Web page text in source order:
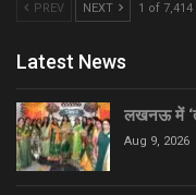
PREV NEXT 1 of 7,414
Latest News
लखनऊ में
Aug 9, 2026